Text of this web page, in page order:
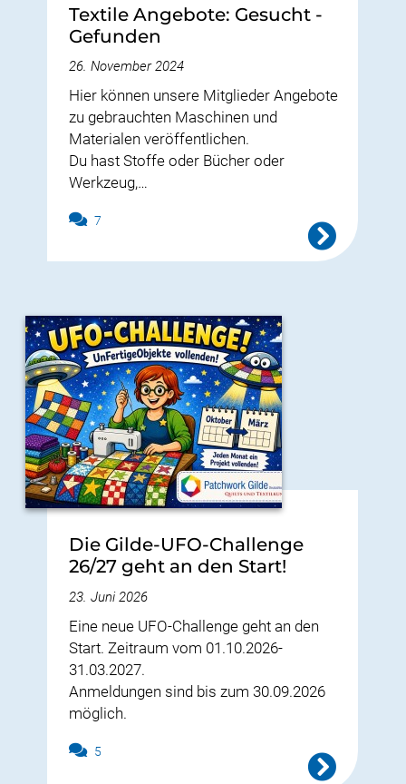
Textile Angebote: Gesucht -
Gefunden
26. November 2024
Hier können unsere Mitglieder Angebote
zu gebrauchten Maschinen und
Materialen veröffentlichen.
Du hast Stoffe oder Bücher oder
Werkzeug,…
7
Die Gilde-UFO-Challenge
26/27 geht an den Start!
23. Juni 2026
Eine neue UFO-Challenge geht an den
Start. Zeitraum vom 01.10.2026-
31.03.2027.
Anmeldungen sind bis zum 30.09.2026
möglich.
5